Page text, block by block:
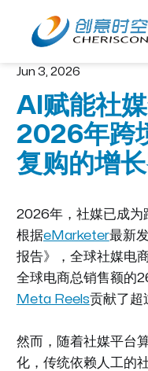
Jun 3, 2026
AI赋能社
2026年跨
复购的增
2026年，社媒已成为
根据eMarketer最新
报告》，全球社媒电
全球电商总销售额的
Meta Reels贡献了超
然而，随着社媒平台
化，传统依赖人工的